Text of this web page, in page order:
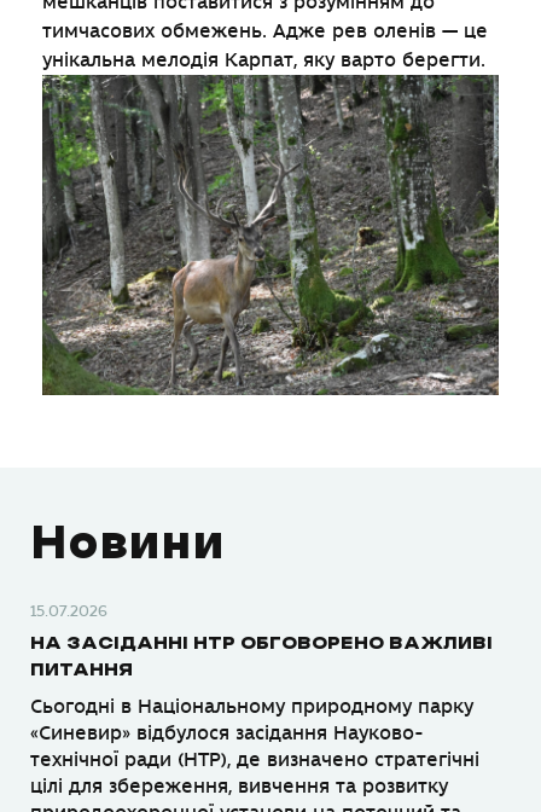
тимчасових обмежень. Адже рев оленів — це
унікальна мелодія Карпат, яку варто берегти.
Новини
15.07.2026
НА ЗАСІДАННІ НТР ОБГОВОРЕНО ВАЖЛИВІ
ПИТАННЯ
Сьогодні в Національному природному парку
«Синевир» відбулося засідання Науково-
технічної ради (НТР), де визначено стратегічні
цілі для збереження, вивчення та розвитку